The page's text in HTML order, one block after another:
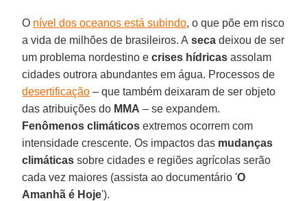
O nível dos oceanos está subindo, o que põe em risco
a vida de milhões de brasileiros. A seca deixou de ser
um problema nordestino e crises hídricas assolam
cidades outrora abundantes em água. Processos de
desertificação – que também deixaram de ser objeto
das atribuições do MMA – se expandem.
Fenômenos climáticos extremos ocorrem com
intensidade crescente. Os impactos das mudanças
climáticas sobre cidades e regiões agrícolas serão
cada vez maiores (assista ao documentário 'O
Amanhã é Hoje').